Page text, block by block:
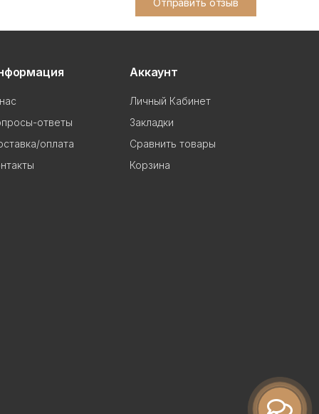
Отправить отзыв
ответы
оплата
Аккаунт
Личный Кабинет
Закладки
Сравнить товары
Корзина